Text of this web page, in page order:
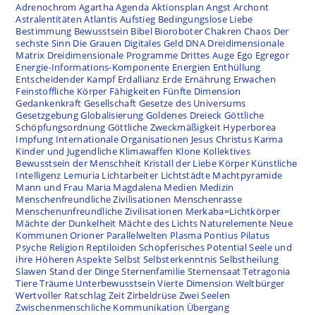
Adrenochrom AgarthaAgenda Aktionsplan Angst Archont
Astralentitäten Atlantis Aufstieg Bedingungslose Liebe
Bestimmung Bewusstsein Bibel BioroboterChakren Chaos Der
sechste Sinn Die Grauen Digitales Geld DNA Dreidimensionale
Matrix Dreidimensionale Programme Drittes Auge Ego Egregor
Energie-Informations-Komponente Energien Enthüllung
Entscheidender Kampf Erdallianz Erde Ernährung Erwachen
Feinstoffliche Körper Fähigkeiten Fünfte Dimension
Gedankenkraft Gesellschaft Gesetze des Universums
GesetzgebungGlobalisierung Goldenes Dreieck Göttliche
Schöpfungsordnung Göttliche Zweckmäßigkeit Hyperborea
Impfung Internationale Organisationen Jesus Christus Karma
Kinder und Jugendliche Klimawaffen Klone Kollektives
Bewusstsein der Menschheit Kristall der Liebe Körper Künstliche
Intelligenz Lemuria Lichtarbeiter Lichtstädte Machtpyramide
Mann und Frau Maria Magdalena Medien Medizin
Menschenfreundliche Zivilisationen Menschenrasse
Menschenunfreundliche Zivilisationen Merkaba=Lichtkörper
Mächte der Dunkelheit Mächte des Lichts Naturelemente Neue
Kommunen Orioner Parallelwelten Plasma Pontius Pilatus
Psyche Religion Reptiloiden Schöpferisches PotentialSeele und
ihre Höheren Aspekte Selbst Selbsterkenntnis Selbstheilung
Slawen Stand der DingeSternenfamilie SternensaatTetragonia
TiereTräume Unterbewusstsein Vierte Dimension Weltbürger
Wertvoller Ratschlag ZeitZirbeldrüse Zwei Seelen
Zwischenmenschliche Kommunikation Übergang